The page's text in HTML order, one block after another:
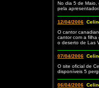
No dia 5 de Maio,
pela
12/04/2006
O cantor
cantor com a filha
o deserto de Las
07/04/2006
O site oficial de
disponíveis 5
06/04/2006